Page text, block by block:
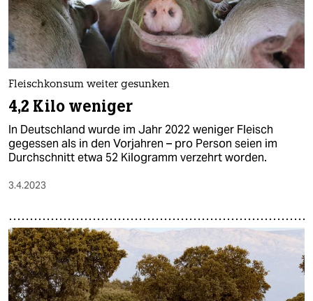
Fleischkonsum weiter gesunken
4,2 Kilo weniger
In Deutschland wurde im Jahr 2022 weniger Fleisch
gegessen als in den Vorjahren – pro Person seien im
Durchschnitt etwa 52 Kilogramm verzehrt worden.
3.4.2023